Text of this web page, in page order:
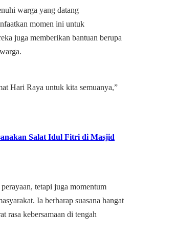
warga yang datang
momen ini untuk
juga memberikan bantuan berupa
Hari Raya untuk kita semuanya,”
Salat Idul Fitri di Masjid
tetapi juga momentum
Ia berharap suasana hangat
rasa kebersamaan di tengah